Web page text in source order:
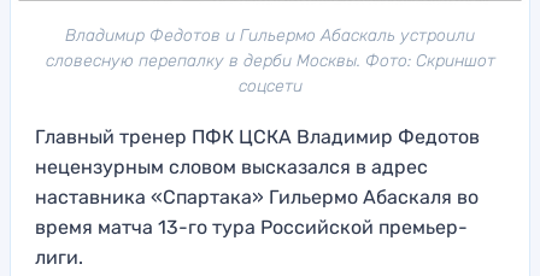
Владимир Федотов и Гильермо Абаскаль устроили
словесную перепалку в дерби Москвы. Фото: Скриншот
соцсети
Главный тренер ПФК ЦСКА Владимир Федотов
нецензурным словом высказался в адрес
наставника «Спартака» Гильермо Абаскаля во
время матча 13-го тура Российской премьер-
лиги.